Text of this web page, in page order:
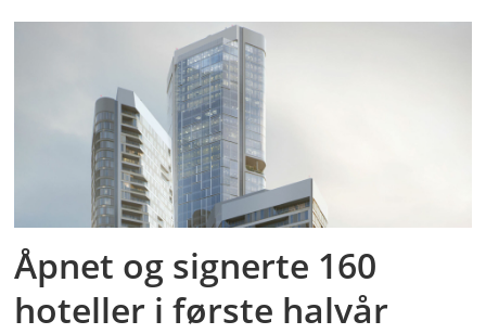
Åpnet og signerte 160
hoteller i første halvår